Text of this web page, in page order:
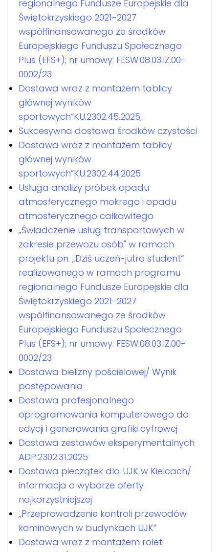
regionalnego Fundusze Europejskie dla
Świętokrzyskiego 2021-2027
współfinansowanego ze środków
Europejskiego Funduszu Społecznego
Plus (EFS+); nr umowy: FESW.08.03.IZ.00-
0002/23
Dostawa wraz z montażem tablicy
głównej wyników
sportowych”KU.2302.45.2025,
Sukcesywna dostawa środków czystości
Dostawa wraz z montażem tablicy
głównej wyników
sportowych”KU.2302.44.2025
Usługa analizy próbek opadu
atmosferycznego mokrego i opadu
atmosferycznego całkowitego
„Świadczenie usług transportowych w
zakresie przewozu osób" w ramach
projektu pn. „Dziś uczeń-jutro student”
realizowanego w ramach programu
regionalnego Fundusze Europejskie dla
Świętokrzyskiego 2021-2027
współfinansowanego ze środków
Europejskiego Funduszu Społecznego
Plus (EFS+); nr umowy: FESW.08.03.IZ.00-
0002/23
Dostawa bielizny pościelowej/ Wynik
postępowania
Dostawa profesjonalnego
oprogramowania komputerowego do
edycji i generowania grafiki cyfrowej
Dostawa zestawów eksperymentalnych
ADP.2302.31.2025
Dostawa pieczątek dla UJK w Kielcach/
informacja o wyborze oferty
najkorzystniejszej
„Przeprowadzenie kontroli przewodów
kominowych w budynkach UJK”
Dostawa wraz z montażem rolet